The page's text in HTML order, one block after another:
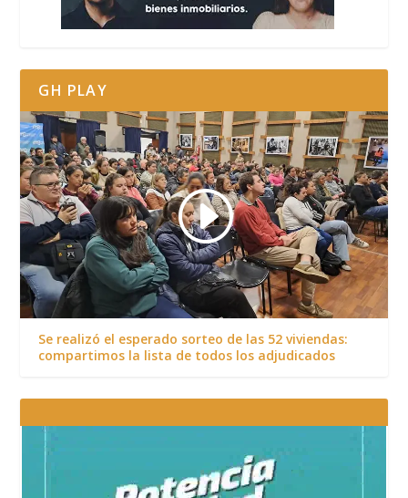
GH PLAY
Se realizó el esperado sorteo de las 52 viviendas:
compartimos la lista de todos los adjudicados